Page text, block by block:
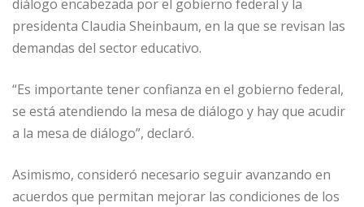
diálogo encabezada por el gobierno federal y la
presidenta Claudia Sheinbaum, en la que se revisan las
demandas del sector educativo.
“Es importante tener confianza en el gobierno federal,
se está atendiendo la mesa de diálogo y hay que acudir
a la mesa de diálogo”, declaró.
Asimismo, consideró necesario seguir avanzando en
acuerdos que permitan mejorar las condiciones de los